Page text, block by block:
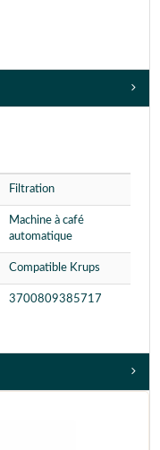
Filtration
Machine à café
automatique
Compatible Krups
3700809385717